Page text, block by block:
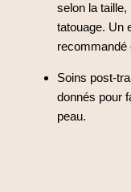
selon la taille,
tatouage. Un
recommandé
Soins post-
donnés pour
peau.